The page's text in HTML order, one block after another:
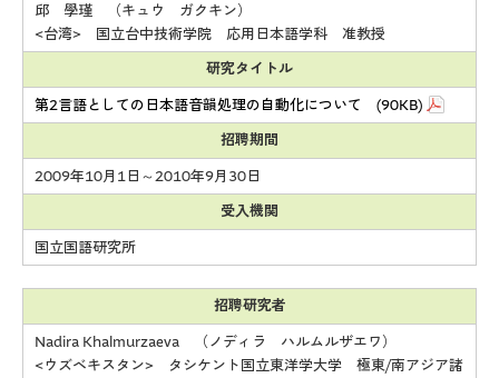
邱 學瑾 （キュウ ガクキン）
<台湾> 国立台中技術学院 応用日本語学科 准教授
研究タイトル
第2言語としての日本語音韻処理の自動化について (90KB)
招聘期間
2009年10月1日～2010年9月30日
受入機関
国立国語研究所
招聘研究者
Nadira Khalmurzaeva （ノディラ ハルムルザエワ）
<ウズベキスタン> タシケント国立東洋学大学 極東/南アジア諸